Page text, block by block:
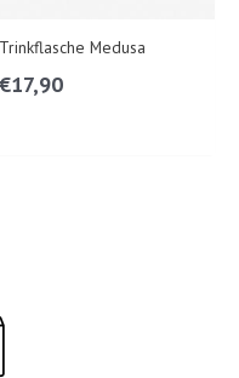
Trinkflasche Medusa
€17,90